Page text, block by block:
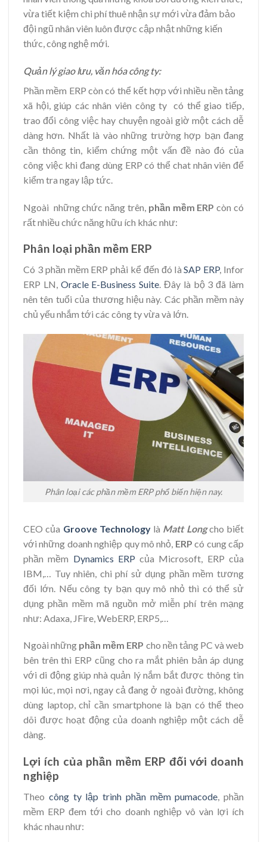
vừa tiết kiệm chi phí thuê nhận sự mới vừa đảm bảo
đội ngũ nhân viên luôn được cập nhật những kiến
thức, công nghệ mới.
Quản lý giao lưu, văn hóa công ty:
Phần mềm ERP còn có thể kết hợp với nhiều nền tảng
xã hội, giúp các nhân viên công ty có thể giao tiếp,
trao đổi công việc hay chuyện ngoài giờ một cách dễ
dàng hơn. Nhất là vào những trường hợp bạn đang
cần thông tin, kiểm chứng một vấn đề nào đó của
công việc khi đang dùng ERP có thể chat nhân viên để
kiểm tra ngay lập tức.
Ngoài những chức năng trên, phần mềm ERP còn có
rất nhiều chức năng hữu ích khác như:
Phân loại phần mềm ERP
Có 3 phần mềm ERP phải kể đến đó làSAP ERP, Infor
ERP LN, Oracle E-Business Suite. Đây là bộ 3 đã làm
nên tên tuổi của thương hiệu này. Các phần mềm này
chủ yếu nhắm tới các công ty vừa và lớn.
Phân loại các phần mềm ERP phổ biến hiện nay.
CEO của Groove Technologylà Matt Longcho biết
với những doanh nghiệp quy mô nhỏ, ERP có cung cấp
phần mềm Dynamics ERP của Microsoft, ERP của
IBM,… Tuy nhiên, chi phí sử dụng phần mềm tương
đối lớn. Nếu công ty bạn quy mô nhỏ thì có thể sử
dụng phần mềm mã nguồn mở miễn phí trên mạng
như: Adaxa, JFire, WebERP, ERP5,…
Ngoài những phần mềm ERP cho nền tảng PC và web
bên trên thì ERP cũng cho ra mắt phiên bản áp dụng
với di động giúp nhà quản lý nắm bắt được thông tin
mọi lúc, mọi nơi, ngay cả đang ở ngoài đường, không
dùng laptop, chỉ cần smartphone là bạn có thể theo
dõi được hoạt động của doanh nghiệp một cách dễ
dàng.
Lợi ích của phần mềm ERP đối với doanh
nghiệp
Theo công ty lập trình phần mềm pumacode , phần
mềm ERP đem tới cho doanh nghiệp vô vàn lợi ích
khác nhau như: